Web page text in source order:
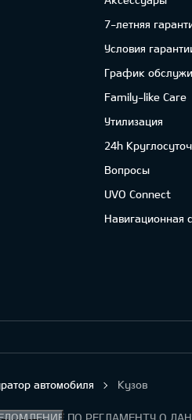
7-летняя
Условия
График
Family-like Care
Утилизация
24h
Вопросы
UVO Connect
Навигационная
автомобиля Кузов